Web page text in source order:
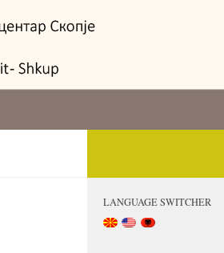
LANGUAGE SWITCHER